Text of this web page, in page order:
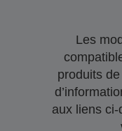
Les
produits
aux liens